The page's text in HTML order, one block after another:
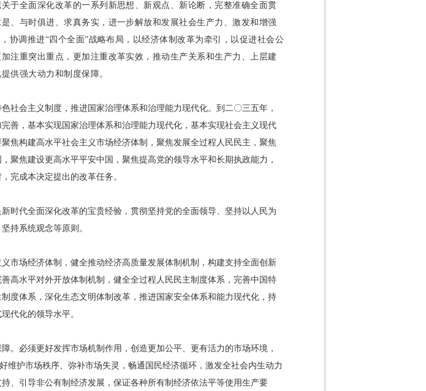
于全面深化改革的一系列新思想、新观点、新论断，完整准确全面贯
、与时俱进、求真务实，进一步解放和发展社会生产力、激发和增强
协调推进“四个全面”战略布局，以经济体制改革为牵引，以促进社会公
注重突出重点，更加注重改革实效，推动生产关系和生产力、上层建
供强大动力和制度保障。
社会主义制度，推进国家治理体系和治理能力现代化。到二〇三五年，
善，基本实现国家治理体系和治理能力现代化，基本实现社会主义现代
焦构建高水平社会主义市场经济体制，聚焦发展全过程人民民主，聚焦
聚焦建设更高水平平安中国，聚焦提高党的领导水平和长期执政能力，
完成本决定提出的改革任务。
时代全面深化改革的宝贵经验，贯彻坚持党的全面领导、坚持以人民为
持系统观念等原则。
市场经济体制，健全推动经济高质量发展体制机制，构建支持全面创新
高水平对外开放体制机制，健全全过程人民民主制度体系，完善中国特
度体系，深化生态文明体制改革，推进国家安全体系和能力现代化，持
代化的领导水平。
。必须更好发挥市场机制作用，创造更加公平、更有活力的市场环境，
维护市场秩序、弥补市场失灵，畅通国民经济循环，激发全社会内生动力
、引导非公有制经济发展，保证各种所有制经济依法平等使用生产要